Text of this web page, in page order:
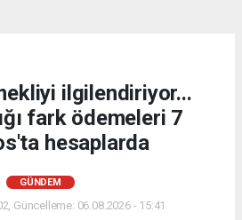
ilgilendiriyor...
fark ödemeleri 7
hesaplarda
GÜNDEM
Güncelleme: 06.08.2026 - 15:41